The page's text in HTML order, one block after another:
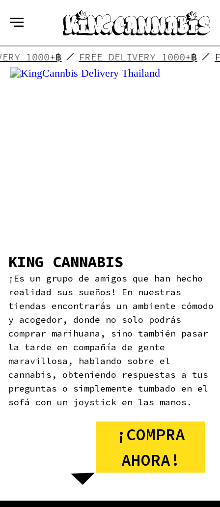
DELIVERY 1000+฿ FREE DELIVERY
¡COMPRA
AHORA!
maravillosa, hablando sobre el
cannabis, obteniendo respuestas a tus
preguntas o simplemente tumbado en el
sofá con un joystick en las manos.